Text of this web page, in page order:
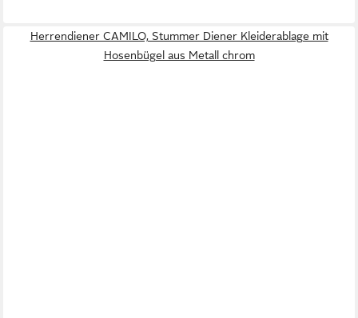
Herrendiener CAMILO, Stummer Diener Kleiderablage mit
Hosenbügel aus Metall chrom